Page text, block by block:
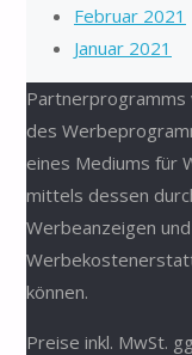
Februar 2021
Januar 2021
Partnerprogramms
des
eines Mediums für
mittels dessen
Werbeanzeigen
können.
Preise inkl. MwSt.